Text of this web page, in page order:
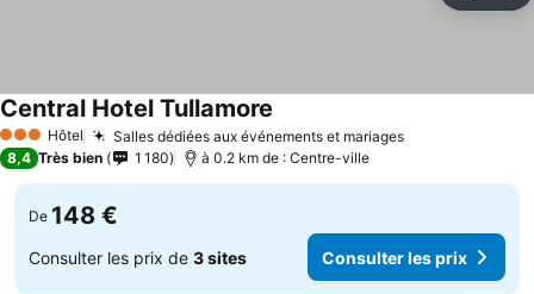
3 ÉtoilesHôtel Salles dédiées aux événements et mariages
Central Hotel Tullamore
8,4 Très bien 1 180 à 0.2 km de : Centre-ville
De 148 €
Consulter les prix de 3 sites Consulter les prix